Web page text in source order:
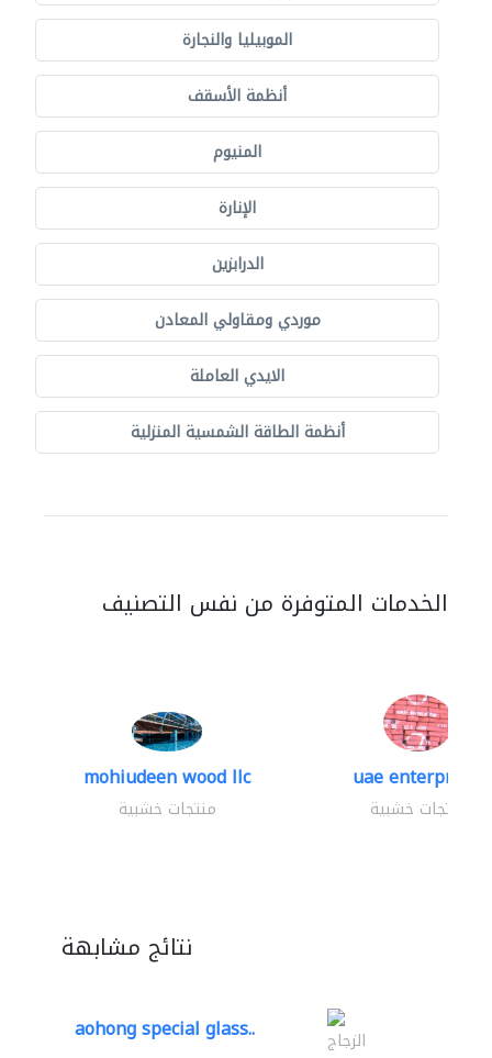
الموبيليا والنجارة
أنظمة الأسقف
المنيوم
الإنارة
الدرابزين
موردي ومقاولي المعادن
الايدي العاملة
أنظمة الطاقة الشمسية المنزلية
الخدمات المتوفرة من نفس التصنيف
mohiudeen wood llc
منتجات خشبية
uae enterprises
منتجات خشبية
نتائج مشابهة
aohong special glass.. الزجاج